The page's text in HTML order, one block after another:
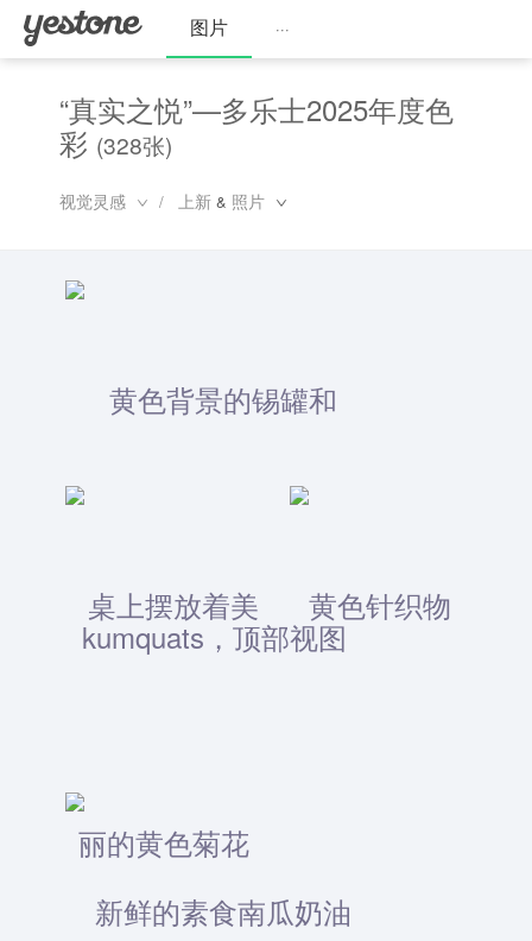
图片 ···
“真实之悦”—多乐士2025年度色
彩 (328张)
视觉灵感 / 上新 & 照片